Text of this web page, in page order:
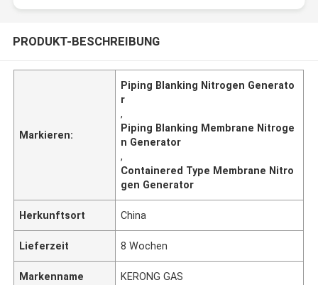
PRODUKT-BESCHREIBUNG
Markieren:
Piping Blanking Nitrogen Generato
r
,
Piping Blanking Membrane Nitroge
n Generator
,
Containered Type Membrane Nitro
gen Generator
Herkunftsort China
Lieferzeit 8 Wochen
Markenname KERONG GAS